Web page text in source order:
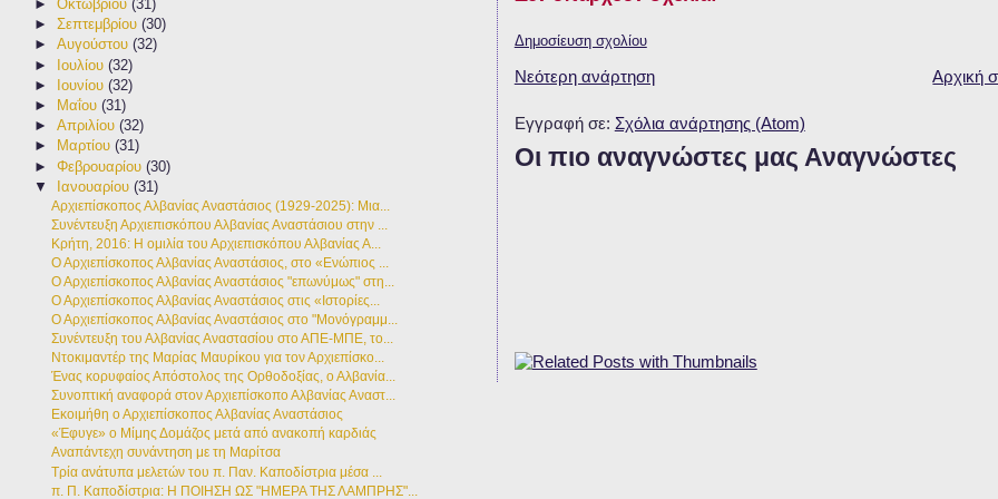
Δημοσίευση σχολίου
Νεότερη ανάρτηση Αρχική
Εγγραφή σε: Σχόλια ανάρτησης (Atom)
Οι πιο αναγνώστες μας Αναγνώστες
►Οκτωβρίου(31)
►Σεπτεμβρίου(30)
►Αυγούστου(32)
► Ιουλίου(32)
►
Ιουνίου(32)
►
Μαΐου(31)
►Απριλίου(32)
►
Μαρτίου(31)
►Φεβρουαρίου(30)
▼
Ιανουαρίου(31)
Αρχιεπίσκοπος Αλβανίας Αναστάσιος (1929-2025): Μια...
Συνέντευξη Αρχιεπισκόπου Αλβανίας Αναστάσιου στην ...
Κρήτη, 2016: Η ομιλία του Αρχιεπισκόπου Αλβανίας Α...
Ο Αρχιεπίσκοπος Αλβανίας Αναστάσιος, στο «Ενώπιος ...
Ο Αρχιεπίσκοπος Αλβανίας Αναστάσιος "επωνύμως" στη...
Ο Αρχιεπίσκοπος Αλβανίας Αναστάσιος στις «Ιστορίες...
Ο Αρχιεπίσκοπος Αλβανίας Αναστάσιος στο "Μονόγραμμ...
Συνέντευξη του Αλβανίας Αναστασίου στο ΑΠΕ-ΜΠΕ, το...
Ντοκιμαντέρ της Μαρίας Μαυρίκου για τον Αρχιεπίσκο...
Ένας κορυφαίος Απόστολος της Ορθοδοξίας, ο Αλβανία...
Συνοπτική αναφορά στον Αρχιεπίσκοπο Αλβανίας Αναστ...
Εκοιμήθη ο Αρχιεπίσκοπος Αλβανίας Αναστάσιος
«Έφυγε» ο Μίμης Δομάζος μετά από ανακοπή καρδιάς
Αναπάντεχη συνάντηση με τη Μαρίτσα
Τρία ανάτυπα μελετών του π. Παν. Καποδίστρια μέσα ...
π. Π. Καποδίστρια: Η ΠΟΙΗΣΗ ΩΣ "ΗΜΕΡΑ ΤΗΣ ΛΑΜΠΡΗΣ"...